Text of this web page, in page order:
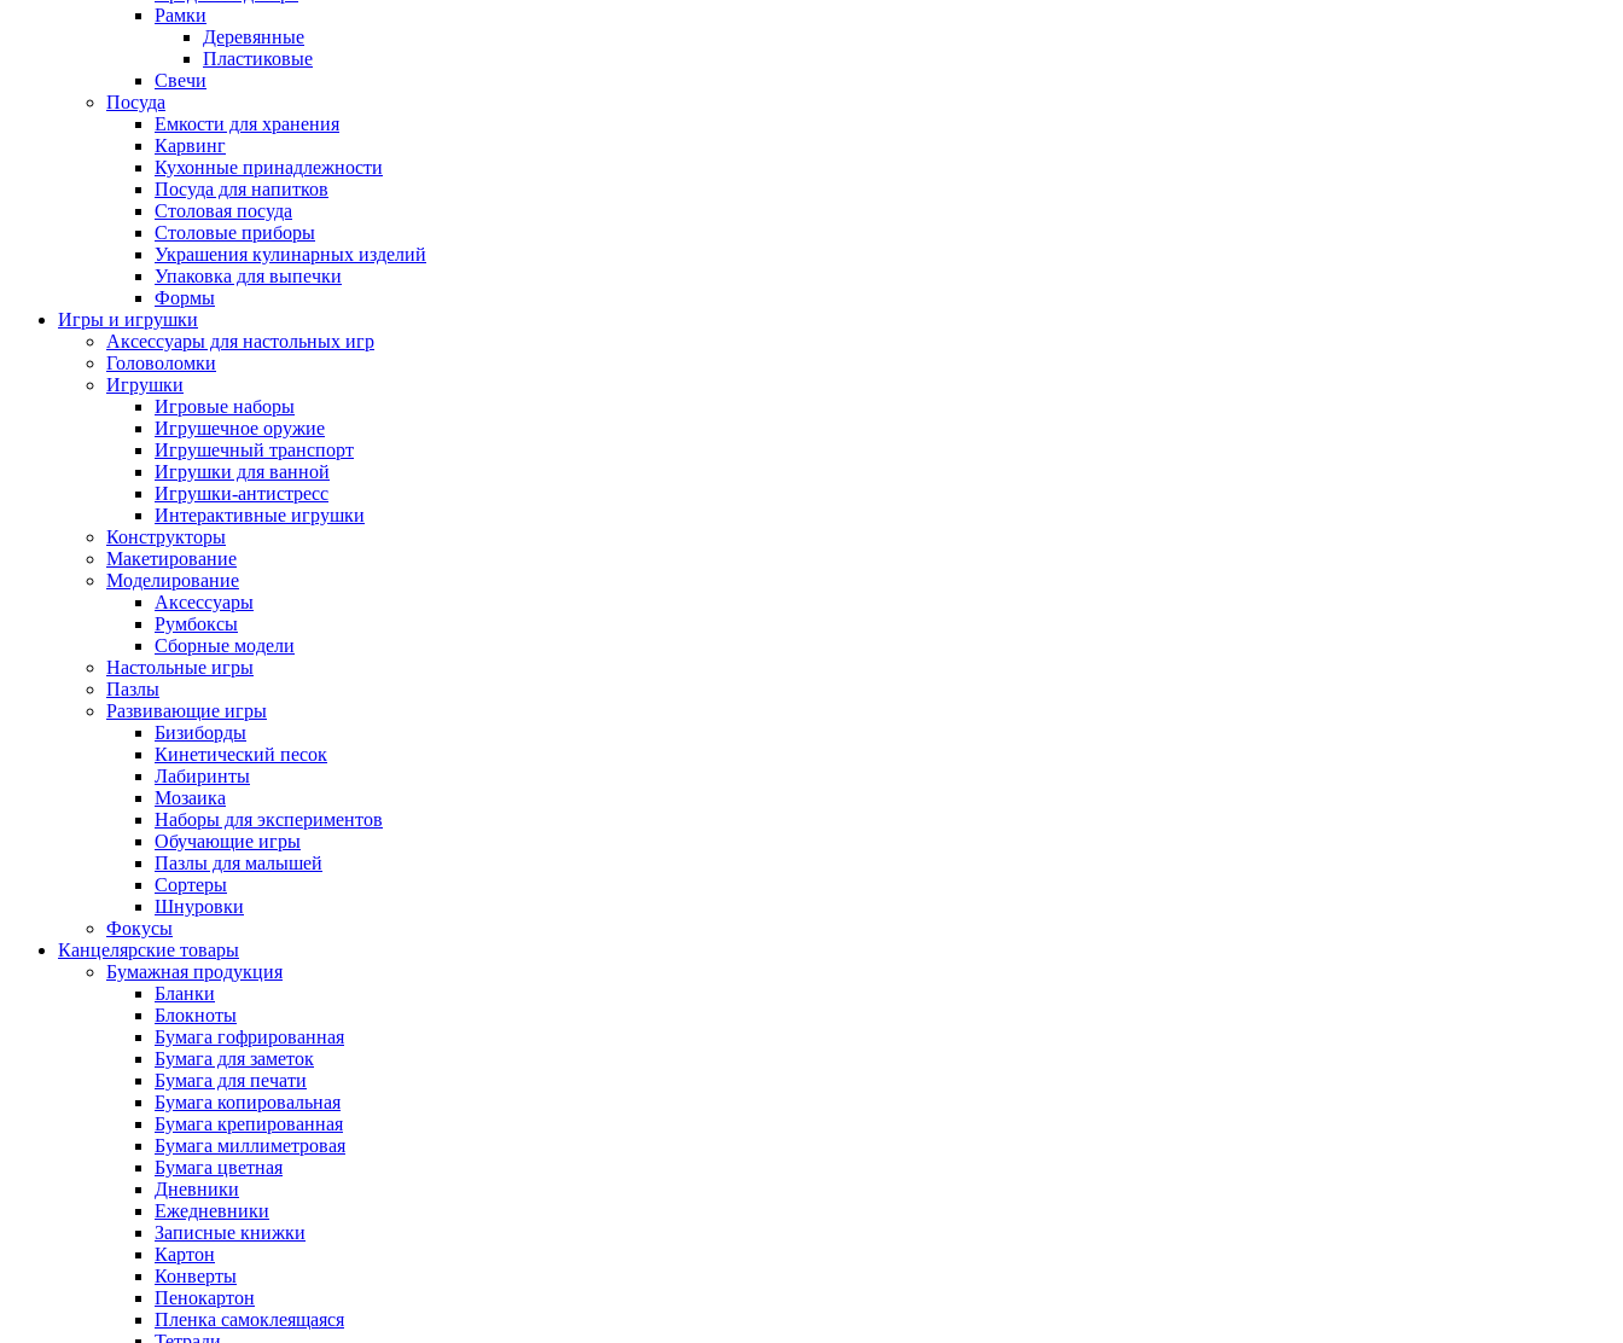
Рамки
Деревянные
Пластиковые
Свечи
Посуда
Емкости для хранения
Карвинг
Кухонные принадлежности
Посуда для напитков
Столовая посуда
Столовые приборы
Украшения кулинарных изделий
Упаковка для выпечки
Формы
Игры и игрушки
Аксессуары для настольных игр
Головоломки
Игрушки
Игровые наборы
Игрушечное оружие
Игрушечный транспорт
Игрушки для ванной
Игрушки-антистресс
Интерактивные игрушки
Конструкторы
Макетирование
Моделирование
Аксессуары
Румбоксы
Сборные модели
Настольные игры
Пазлы
Развивающие игры
Бизиборды
Кинетический песок
Лабиринты
Мозаика
Наборы для экспериментов
Обучающие игры
Пазлы для малышей
Сортеры
Шнуровки
Фокусы
Канцелярские товары
Бумажная продукция
Бланки
Блокноты
Бумага гофрированная
Бумага для заметок
Бумага для печати
Бумага копировальная
Бумага крепированная
Бумага миллиметровая
Бумага цветная
Дневники
Ежедневники
Записные книжки
Картон
Конверты
Пенокартон
Пленка самоклеящаяся